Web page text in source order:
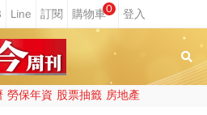
0
勞保年資 股票抽籤 房地產